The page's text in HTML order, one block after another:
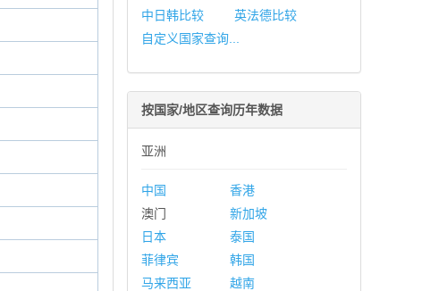
中日韩比较
英法德比较
自定义国家查询...
按国家/地区查询历年数据
亚洲
中国
香港
澳门
新加坡
日本
泰国
菲律宾
韩国
马来西亚
越南